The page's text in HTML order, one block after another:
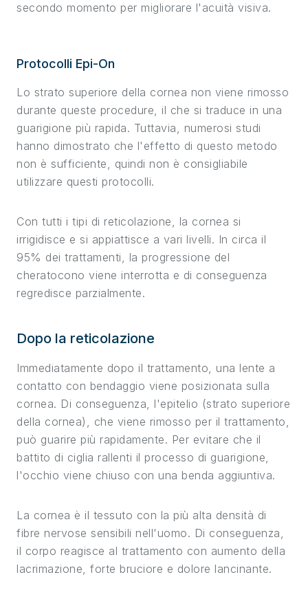
secondo momento per migliorare l'acuità visiva.
Protocolli Epi-On
Lo strato superiore della cornea non viene rimosso
durante queste procedure, il che si traduce in una
guarigione più rapida. Tuttavia, numerosi studi
hanno dimostrato che l'effetto di questo metodo
non è sufficiente, quindi non è consigliabile
utilizzare questi protocolli.
Con tutti i tipi di reticolazione, la cornea si
irrigidisce e si appiattisce a vari livelli. In circa il
95% dei trattamenti, la progressione del
cheratocono viene interrotta e di conseguenza
regredisce parzialmente.
Dopo la reticolazione
Immediatamente dopo il trattamento, una lente a
contatto con bendaggio viene posizionata sulla
cornea. Di conseguenza, l'epitelio (strato superiore
della cornea), che viene rimosso per il trattamento,
può guarire più rapidamente. Per evitare che il
battito di ciglia rallenti il processo di guarigione,
l'occhio viene chiuso con una benda aggiuntiva.
La cornea è il tessuto con la più alta densità di
fibre nervose sensibili nell'uomo. Di conseguenza,
il corpo reagisce al trattamento con aumento della
lacrimazione, forte bruciore e dolore lancinante.